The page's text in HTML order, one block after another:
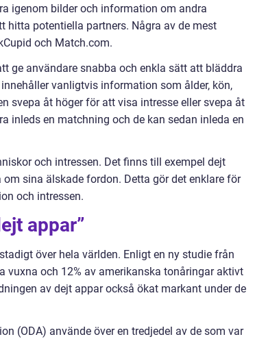
igenom bilder och information om andra
hitta potentiella partners. Några av de mest
och Match.com.
ge användare snabba och enkla sätt att bläddra
vanligtvis information som ålder, kön,
svepa åt höger för att visa intresse eller svepa åt
inleds en matchning och de kan sedan inleda en
och intressen. Det finns till exempel dejt
sina älskade fordon. Detta gör det enklare för
och intressen.
appar”
över hela världen. Enligt en ny studie från
vuxna och 12% av amerikanska tonåringar aktivt
av dejt appar också ökat markant under de
(ODA) använde över en tredjedel av de som var